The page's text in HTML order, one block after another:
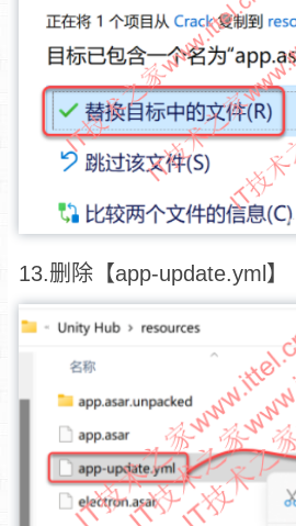
13.删除【app-update.yml】